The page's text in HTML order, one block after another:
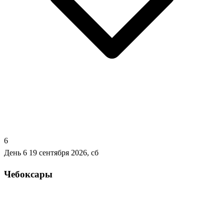
6
День 6 19 сентября 2026, сб
Чебоксары